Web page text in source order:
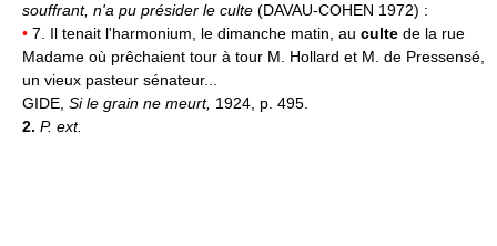
souffrant, n'a pu présider le culte (DAVAU-COHEN 1972) :
• 7. Il tenait l'harmonium, le dimanche matin, au culte de la rue
Madame où prêchaient tour à tour M. Hollard et M. de Pressensé,
un vieux pasteur sénateur...
GIDE, Si le grain ne meurt, 1924, p. 495.
2. P. ext.